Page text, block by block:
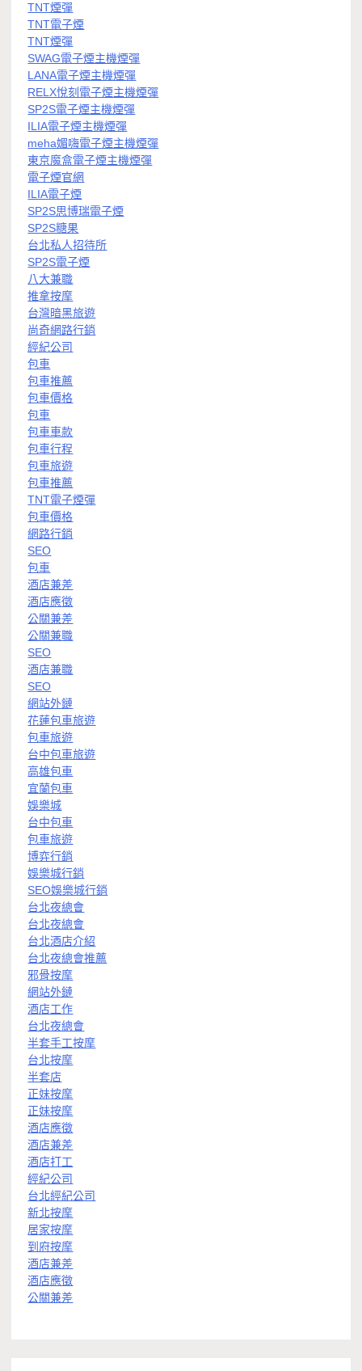
TNT煙彈
TNT電子煙
TNT煙彈
SWAG電子煙主機煙彈
LANA電子煙主機煙彈
RELX悅刻電子煙主機煙彈
SP2S電子煙主機煙彈
ILIA電子煙主機煙彈
meha媚嗨電子煙主機煙彈
東京魔盒電子煙主機煙彈
電子煙官網
ILIA電子煙
SP2S思博瑞電子煙
SP2S糖果
台北私人招待所
SP2S電子煙
八大兼職
推拿按摩
台灣暗黑旅遊
尚奇網路行銷
經紀公司
包車
包車推薦
包車價格
包車
包車車款
包車行程
包車旅遊
包車推薦
TNT電子煙彈
包車價格
網路行銷
SEO
包車
酒店兼差
酒店應徵
公關兼差
公關兼職
SEO
酒店兼職
SEO
網站外鏈
花蓮包車旅遊
包車旅遊
台中包車旅遊
高雄包車
宜蘭包車
娛樂城
台中包車
包車旅遊
博弈行銷
娛樂城行銷
SEO娛樂城行銷
台北夜總會
台北夜總會
台北酒店介紹
台北夜總會推薦
邪骨按摩
網站外鏈
酒店工作
台北夜總會
半套手工按摩
台北按摩
半套店
正妹按摩
正妹按摩
酒店應徵
酒店兼差
酒店打工
經紀公司
台北經紀公司
新北按摩
居家按摩
到府按摩
酒店兼差
酒店應徵
公關兼差